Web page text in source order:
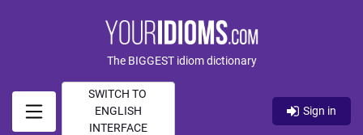
The BIGGEST idiom dictionary
SWITCH TO
ENGLISH
INTERFACE
Sign in